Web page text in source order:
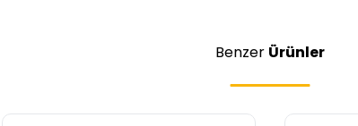
Benzer Ürünler